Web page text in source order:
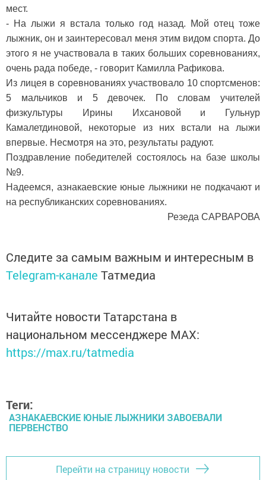
мест.
- На лыжи я встала только год назад. Мой отец тоже
лыжник, он и заинтересовал меня этим видом спорта. До
этого я не участвовала в таких больших соревнованиях,
очень рада победе, - говорит Камилла Рафикова.
Из лицея в соревнованиях участвовало 10 спортсменов:
5 мальчиков и 5 девочек. По словам учителей
физкультуры Ирины Ихсановой и Гульнур
Камалетдиновой, некоторые из них встали на лыжи
впервые. Несмотря на это, результаты радуют.
Поздравление победителей состоялось на базе школы
№9.
Надеемся, азнакаевские юные лыжники не подкачают и
на республиканских соревнованиях.
Резеда САРВАРОВА
Следите за самым важным и интересным в
Telegram-канале Татмедиа
Читайте новости Татарстана в
национальном мессенджере MАХ:
https://max.ru/tatmedia
Теги:
АЗНАКАЕВСКИЕ ЮНЫЕ ЛЫЖНИКИ ЗАВОЕВАЛИ
ПЕРВЕНСТВО
Перейти на страницу новости